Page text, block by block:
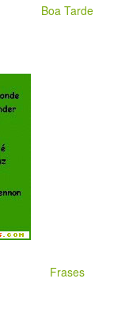
Boa Tarde
Frases